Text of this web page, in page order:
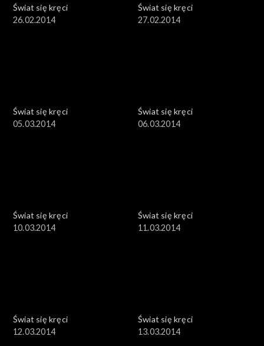
Świat się kręci
26.02.2014
Świat się kręci
27.02.2014
Świat się kręci
05.03.2014
Świat się kręci
06.03.2014
Świat się kręci
10.03.2014
Świat się kręci
11.03.2014
Świat się kręci
12.03.2014
Świat się kręci
13.03.2014